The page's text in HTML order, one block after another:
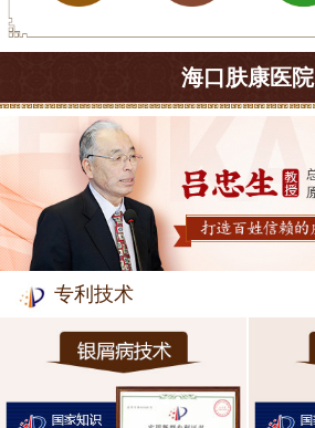
海口肤康医院
专利技术